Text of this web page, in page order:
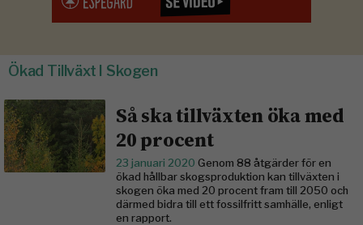
Ökad Tillväxt I Skogen
Så ska tillväxten öka med
20 procent
23 januari 2020 Genom 88 åtgärder för en
ökad hållbar skogsproduktion kan tillväxten i
skogen öka med 20 procent fram till 2050 och
därmed bidra till ett fossilfritt samhälle, enligt
en rapport.